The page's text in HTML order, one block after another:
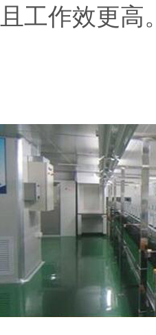
且工作效更高。